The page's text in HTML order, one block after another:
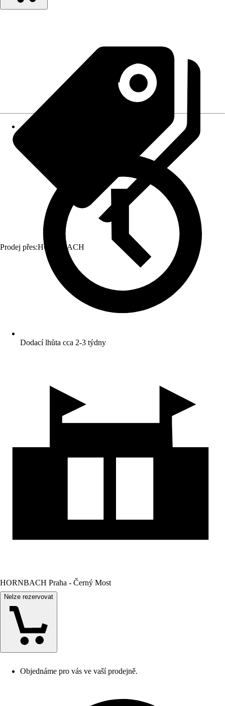
Prodej přes:HORNBACH
Dodací lhůta cca 2-3 týdny
HORNBACH Praha - Černý Most
Nelze rezervovat
Objednáme pro vás ve vaší prodejně.